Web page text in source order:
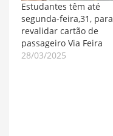
Estudantes têm até
segunda-feira,31, para
revalidar cartão de
passageiro Via Feira
28/03/2025